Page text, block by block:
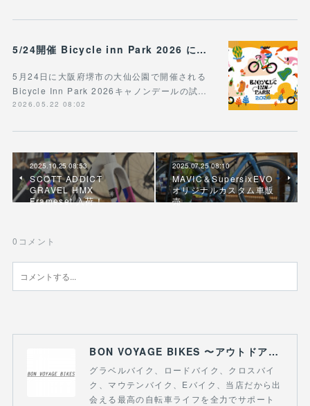
5/24開催 Bicycle inn Park 2026 に出展
5月24日に大阪府堺市の大仙公園で開催される
Bicycle Inn Park 2026キャノンデールの試…
2026.05.22 08:02
2025.10.25 08:53
SCOTT ADDICT
GRAVEL HMX
Frameset 入荷！
2025.07.25 08:10
MAVIC＆SupersixEVO
オリジナルカスタム車販
売
0 コメント
BON VOYAGE BIKES 〜アウトドアライフにつながる自転車専門店〜
グラベルバイク、ロードバイク、クロスバイ
ク、マウテンバイク、Eバイク、当店だから出
会える最高の自転車ライフを全力でサポート